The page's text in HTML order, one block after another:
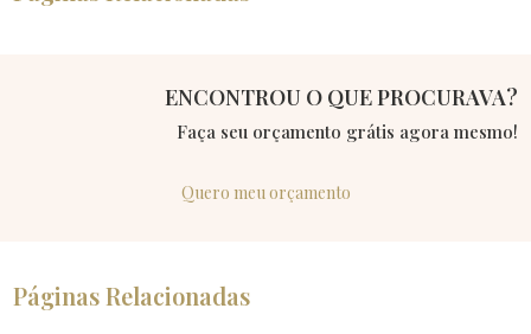
ENCONTROU O QUE PROCURAVA?
Faça seu orçamento grátis agora mesmo!
Quero meu orçamento
Páginas Relacionadas